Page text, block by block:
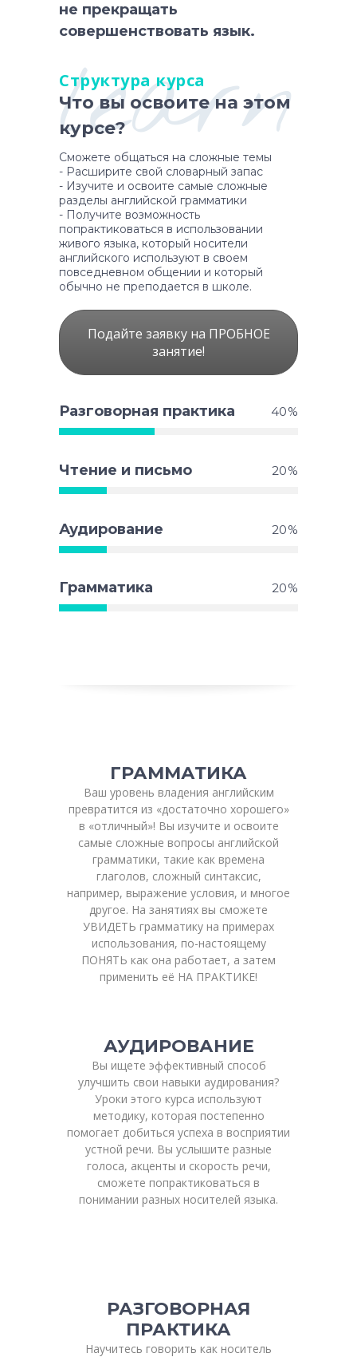
не прекращать
совершенствовать язык.
learn
Структура курса
Что вы освоите на этом
курсе?
Сможете общаться на сложные темы
- Расширите свой словарный запас
- Изучите и освоите самые сложные
разделы английской грамматики
- Получите возможность
попрактиковаться в использовании
живого языка, который носители
английского используют в своем
повседневном общении и который
обычно не преподается в школе.
Подайте заявку на ПРОБНОЕ
занятие!
Разговорная практика 40
Чтение и письмо 20
Аудирование 20
Грамматика 20
ГРАММАТИКА
Ваш уровень владения английским
превратится из «достаточно хорошего»
в «отличный»! Вы изучите и освоите
самые сложные вопросы английской
грамматики, такие как времена
глаголов, сложный синтаксис,
например, выражение условия, и многое
другое. На занятиях вы сможете
УВИДЕТЬ грамматику на примерах
использования, по-настоящему
ПОНЯТЬ как она работает, а затем
применить её НА ПРАКТИКЕ!
АУДИРОВАНИЕ
Вы ищете эффективный способ
улучшить свои навыки аудирования?
Уроки этого курса используют
методику, которая постепенно
помогает добиться успеха в восприятии
устной речи. Вы услышите разные
голоса, акценты и скорость речи,
сможете попрактиковаться в
понимании разных носителей языка.
РАЗГОВОРНАЯ
ПРАКТИКА
Научитесь говорить как носитель